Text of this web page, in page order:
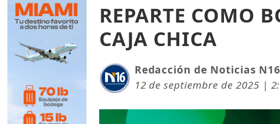
REPARTE COMO
CAJA CHICA
Redacción de Noticias N16
12 de septiembre de 2025 |